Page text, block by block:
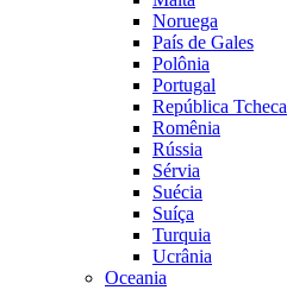
Noruega
País de Gales
Polônia
Portugal
República Tcheca
Romênia
Rússia
Sérvia
Suécia
Suíça
Turquia
Ucrânia
Oceania